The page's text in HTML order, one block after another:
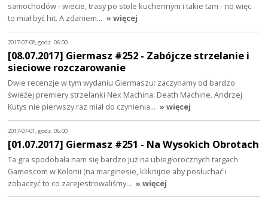
samochodów - wiecie, trasy po stole kuchennym i takie tam - no więc
to miał być hit. A zdaniem… » więcej
2017-07-08, godz. 06:00
[08.07.2017] Giermasz #252 - Zabójcze strzelanie i
sieciowe rozczarowanie
Dwie recenzje w tym wydaniu Giermaszu: zaczynamy od bardzo
świeżej premiery strzelanki Nex Machina: Death Machine. Andrzej
Kutys nie pierwszy raz miał do czynienia… » więcej
2017-07-01, godz. 06:00
[01.07.2017] Giermasz #251 - Na Wysokich Obrotach
Ta gra spodobała nam się bardzo już na ubiegłorocznych targach
Gamescom w Kolonii (na marginesie, kliknijcie aby posłuchać i
zobaczyć to co zarejestrowaliśmy… » więcej